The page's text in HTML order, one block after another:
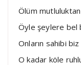
Ölüm mutluluktan
Öyle şeylere bel
Onların sahibi
O kadar köle